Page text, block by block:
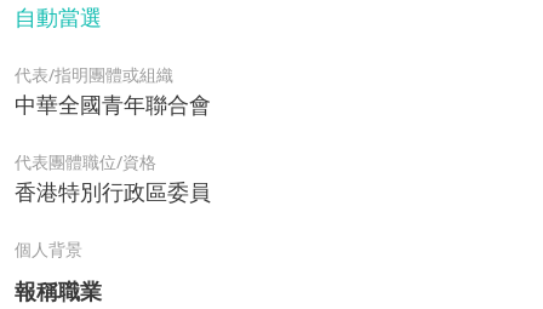
自動當選
代表/指明團體或組織
中華全國青年聯合會
代表團體職位/資格
香港特別行政區委員
個人背景
報稱職業